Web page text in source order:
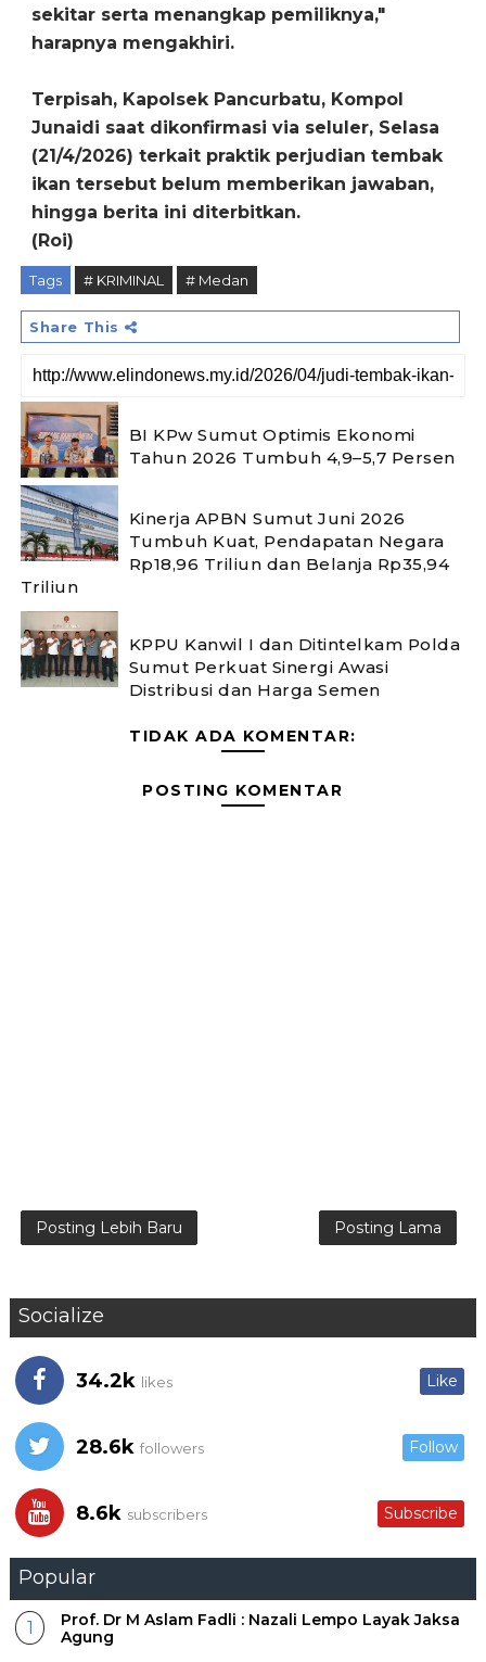
sekitar serta menangkap pemiliknya,"
harapnya mengakhiri.
Terpisah, Kapolsek Pancurbatu, Kompol
Junaidi saat dikonfirmasi via seluler, Selasa
(21/4/2026) terkait praktik perjudian tembak
ikan tersebut belum memberikan jawaban,
hingga berita ini diterbitkan.
(Roi)
Tags # KRIMINAL # Medan
Share This
BI KPw Sumut Optimis Ekonomi
Tahun 2026 Tumbuh 4,9–5,7 Persen
Kinerja APBN Sumut Juni 2026
Tumbuh Kuat, Pendapatan Negara
Rp18,96 Triliun dan Belanja Rp35,94
Triliun
KPPU Kanwil I dan Ditintelkam Polda
Sumut Perkuat Sinergi Awasi
Distribusi dan Harga Semen
TIDAK ADA KOMENTAR:
POSTING KOMENTAR
Posting Lebih Baru Posting Lama
Socialize
34.2k likes Like
28.6k followers Follow
8.6k subscribers Subscribe
Popular
Prof. Dr M Aslam Fadli : Nazali Lempo Layak Jaksa
Agung